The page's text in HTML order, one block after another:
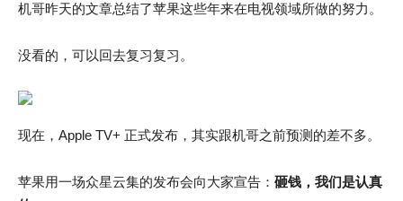
机哥昨天的文章总结了苹果这些年来在电视领域所做的努力。
没看的，可以回去复习复习。
现在，Apple TV+ 正式发布，其实跟机哥之前预测的差不多。
苹果用一场众星云集的发布会向大家宣告： 砸钱，我们是认真